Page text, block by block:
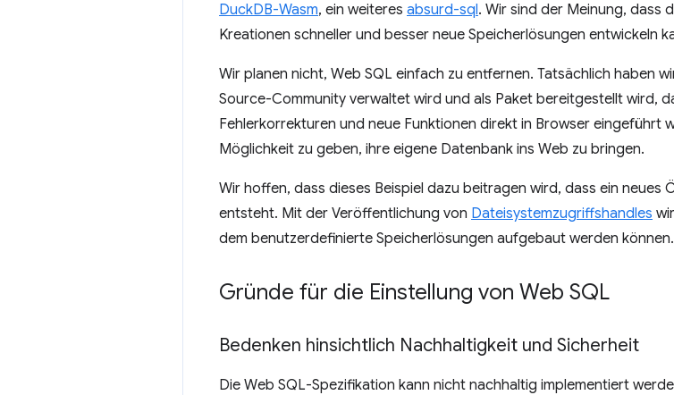
DuckDB-Wasm, ein weiteres absurd-sql. Wir sind der Meinung, dass
Kreationen schneller und besser neue Speicherlösungen entwickeln
Wir planen nicht, Web SQL einfach zu entfernen. Tatsächlich haben
Source-Community verwaltet wird und als Paket bereitgestellt wird,
Fehlerkorrekturen und neue Funktionen direkt in Browser eingeführt
Möglichkeit zu geben, ihre eigene Datenbank ins Web zu bringen.
Wir hoffen, dass dieses Beispiel dazu beitragen wird, dass ein
entsteht. Mit der Veröffentlichung von Dateisystemzugriffshandles
dem benutzerdefinierte Speicherlösungen aufgebaut werden können.
Gründe für die Einstellung von Web SQL
Bedenken hinsichtlich Nachhaltigkeit und Sicherheit
Die Web SQL-Spezifikation kann nicht nachhaltig implementiert